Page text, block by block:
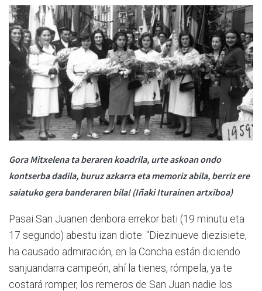
Gora Mitxelena ta beraren koadrila, urte askoan ondo
kontserba dadila, buruz azkarra eta memoriz abila, berriz ere
saiatuko gera banderaren bila! (Iñaki Iturainen artxiboa)
Pasai San Juanen denbora errekor bati (19 minutu eta
17 segundo) abestu izan diote: "Diezinueve diezisiete,
ha causado admiración, en la Concha están diciendo
sanjuandarra campeón, ahí la tienes, rómpela, ya te
costará romper, los remeros de San Juan nadie los